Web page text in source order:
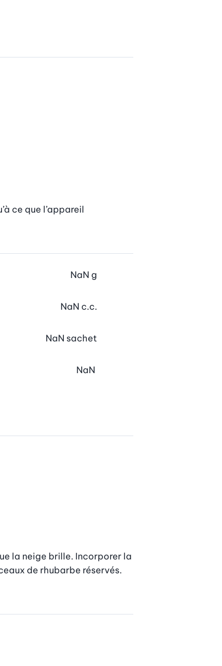
ce que l’appareil
NaN g
NaN c.c.
NaN sachet
NaN
la neige brille. Incorporer la
de rhubarbe réservés.